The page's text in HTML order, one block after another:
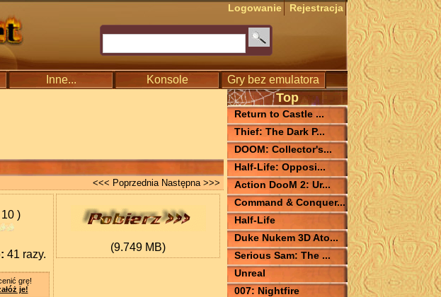
Logowanie Rejestracja
Inne... Konsole Gry bez emulatora
<<< Poprzednia Następna >>>
(9.749 MB)
)
41 razy.
grę!
je!
Top
Return to Castle ...
Thief: The Dark P...
DOOM: Collector's...
Half-Life: Opposi...
Action DooM 2: Ur...
Command & Conquer...
Half-Life
Duke Nukem 3D Ato...
Serious Sam: The ...
Unreal
007: Nightfire